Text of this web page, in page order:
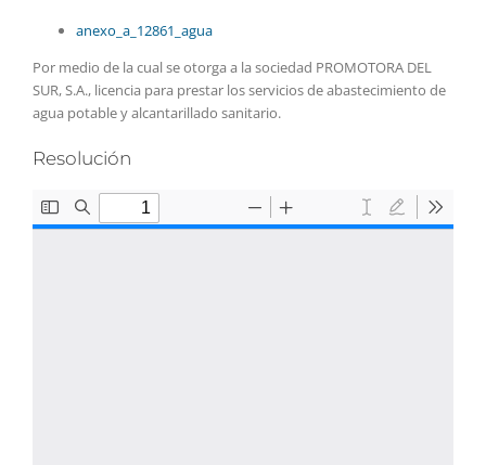
anexo_a_12861_agua
Por medio de la cual se otorga a la sociedad PROMOTORA DEL
SUR, S.A., licencia para prestar los servicios de abastecimiento de
agua potable y alcantarillado sanitario.
Resolución